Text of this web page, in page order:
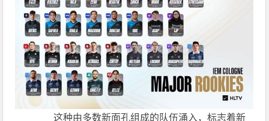
这种由多数新面孔组成的队伍涌入，标志着新